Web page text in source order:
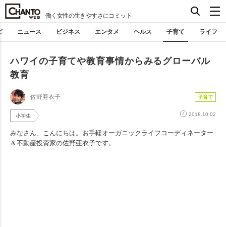
働く女性の生きやすさにコミット
ニュース ビジネス エンタメ ヘルス 子育て ライフ
ハワイの子育てや教育事情からみるグローバル
教育
佐野亜衣子 子育て
小学生 2018.10.02
みなさん、こんにちは。お手軽オーガニックライフコーディネーター
＆不動産投資家の佐野亜衣子です。